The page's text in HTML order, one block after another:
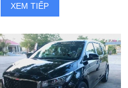
XEM TIẾP